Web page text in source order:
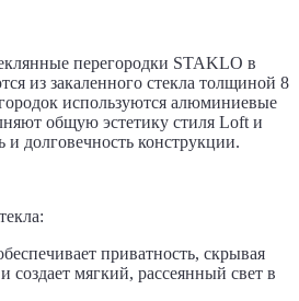
перегородки STAKLO в
из закаленного стекла толщиной 8
используются алюминиевые
общую эстетику стиля Loft и
и долговечность конструкции.
приватность, скрывая
создает мягкий, рассеянный свет в